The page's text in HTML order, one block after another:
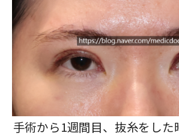
手術から1週間目、抜糸をした